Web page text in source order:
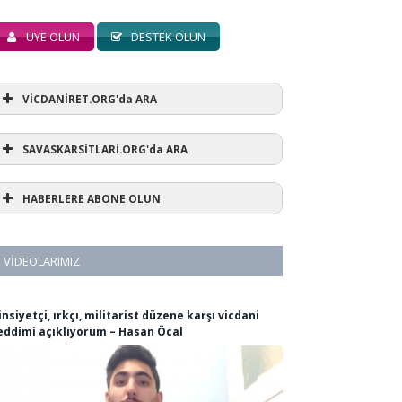
ÜYE OLUN DESTEK OLUN
VİCDANİRET.ORG'da ARA
SAVASKARSİTLARİ.ORG'da ARA
HABERLERE ABONE OLUN
VIDEOLARIMIZ
ırkçı, militarist düzene karşı vicdani
açıklıyorum – Hasan Öcal